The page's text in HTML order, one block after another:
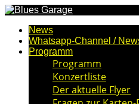
News
Whatsapp-Channel /
Programm
Programm
Konzertliste
Der aktuelle Flyer